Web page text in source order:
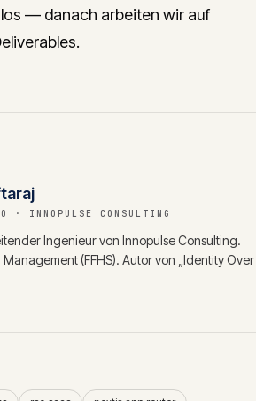
— danach arbeiten wir auf
· INNOPULSE CONSULTING
Ingenieur von Innopulse Consulting.
(FFHS). Autor von „Identity Over